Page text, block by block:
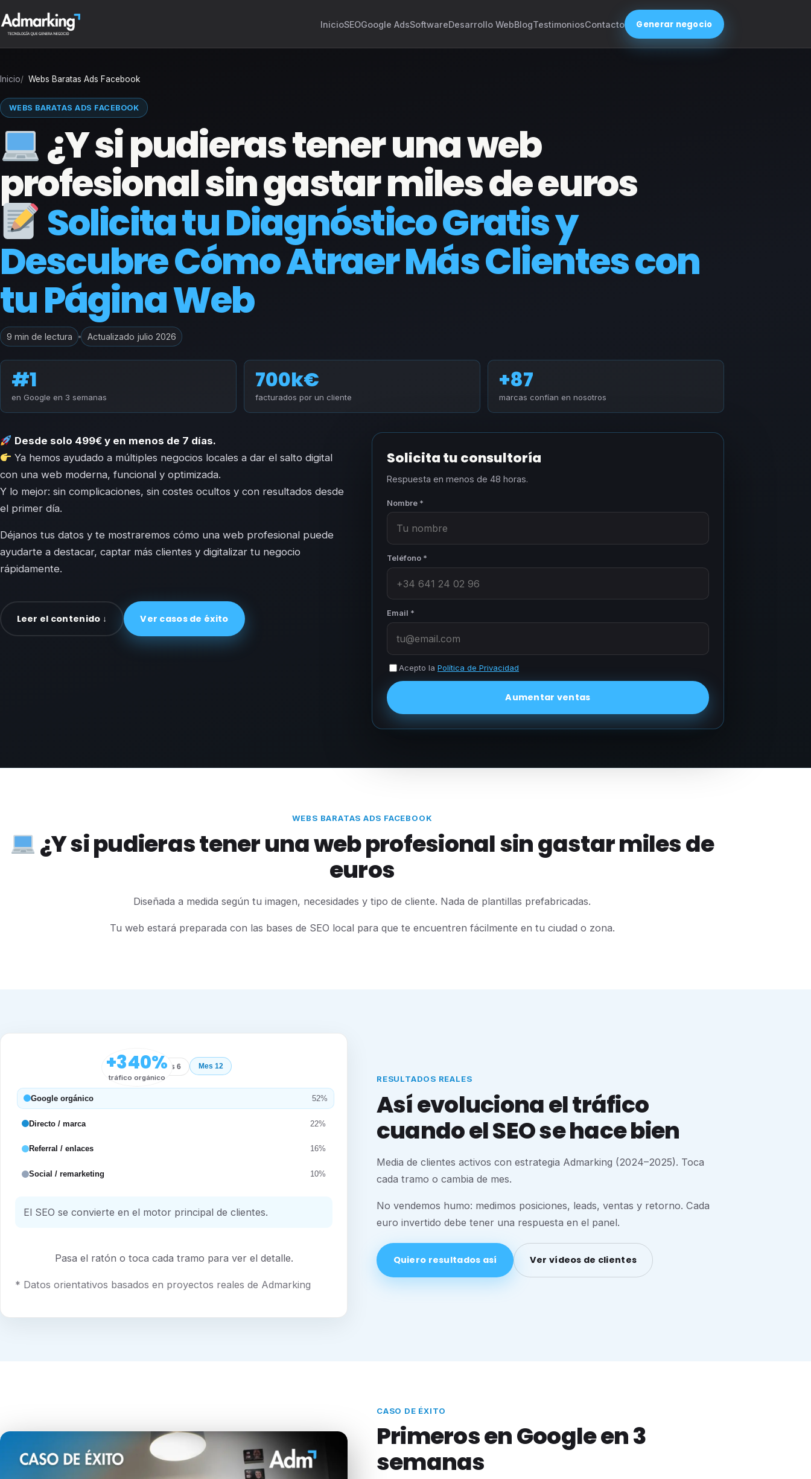
InicioSEOGoogle AdsSoftwareDesarrollo WebBlogTestimoniosContacto Generar negocio
Inicio Webs Baratas Ads Facebook
WEBS BARATAS ADS FACEBOOK
¿Y si pudieras tener una web
profesional sin gastar miles de euros
Solicita tu Diagnóstico Gratis y
Descubre Cómo Atraer Más Clientes con
tu Página Web
9 min de lectura Actualizado julio 2026
#1
en Google en 3 semanas
700k€
facturados por un cliente
+87
marcas confían en nosotros
Desde solo 499€ y en menos de 7 días.
Ya hemos ayudado a múltiples negocios locales a dar el salto digital
con una web moderna, funcional y optimizada.
Y lo mejor: sin complicaciones, sin costes ocultos y con resultados desde
el primer día.
Déjanos tus datos y te mostraremos cómo una web profesional puede
ayudarte a destacar, captar más clientes y digitalizar tu negocio
rápidamente.
Leer el contenido ↓ Ver casos de éxito
Solicita tu consultoría
Respuesta en menos de 48 horas.
Nombre *
Teléfono *
Email *
Acepto la Política de Privacidad
Aumentar ventas
WEBS BARATAS ADS FACEBOOK
¿Y si pudieras tener una web profesional sin gastar miles de
euros
Diseñada a medida según tu imagen, necesidades y tipo de cliente. Nada de plantillas prefabricadas.
Tu web estará preparada con las bases de SEO local para que te encuentren fácilmente en tu ciudad o zona.
+340%
tráfico orgánico
Inicio Mes 6 Mes 12
Google orgánico 52%
Directo / marca 22%
Referral / enlaces 16%
Social / remarketing 10%
El SEO se convierte en el motor principal de clientes.
Pasa el ratón o toca cada tramo para ver el detalle.
* Datos orientativos basados en proyectos reales de Admarking
RESULTADOS REALES
Así evoluciona el tráfico
cuando el SEO se hace bien
Media de clientes activos con estrategia Admarking (2024–2025). Toca
cada tramo o cambia de mes.
No vendemos humo: medimos posiciones, leads, ventas y retorno. Cada
euro invertido debe tener una respuesta en el panel.
Quiero resultados así Ver vídeos de clientes
CASO DE ÉXITO
Primeros en Google en 3
semanas